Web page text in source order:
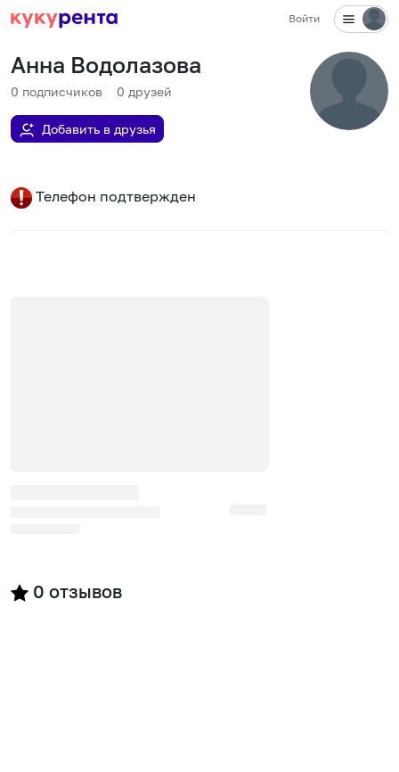
Войти
Анна Водолазова
0 подписчиков 0 друзей
Добавить в друзья
Телефон подтвержден
0 отзывов